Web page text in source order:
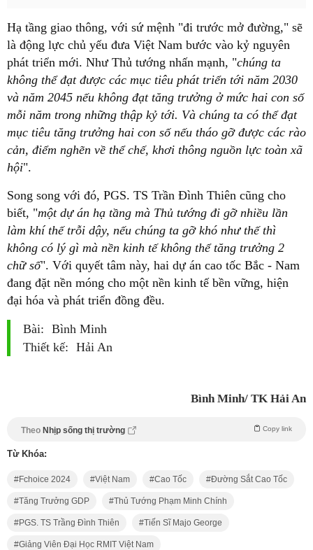
Hạ tầng giao thông, với sứ mệnh "đi trước mở đường," sẽ
là động lực chủ yếu đưa Việt Nam bước vào kỷ nguyên
phát triển mới. Như Thủ tướng nhấn mạnh, "chúng ta
không thể đạt được các mục tiêu phát triển tới năm 2030
và năm 2045 nếu không đạt tăng trưởng ở mức hai con số
mỗi năm trong những thập kỷ tới. Và chúng ta có thể đạt
mục tiêu tăng trưởng hai con số nếu tháo gỡ được các rào
cản, điểm nghẽn về thể chế, khơi thông nguồn lực toàn xã
hội".
Song song với đó, PGS. TS Trần Đình Thiên cũng cho
biết, "một dự án hạ tầng mà Thủ tướng đi gỡ nhiều lần
làm khí thế trỗi dậy, nếu chúng ta gỡ khó như thế thì
không có lý gì mà nền kinh tế không thể tăng trưởng 2
chữ số". Với quyết tâm này, hai dự án cao tốc Bắc - Nam
đang đặt nền móng cho một nền kinh tế bền vững, hiện
đại hóa và phát triển đồng đều.
Bài: Bình Minh
Thiết kế: Hải An
Bình Minh/ TK Hải An
Theo Nhịp sống thị trường Copy link
Từ Khóa:
Fchoice 2024 Việt Nam Cao Tốc Đường Sắt Cao Tốc
Tăng Trưởng GDP Thủ Tướng Phạm Minh Chính
PGS. TS Trầng Đình Thiên Tiến Sĩ Majo George
Giảng Viên Đại Học RMIT Việt Nam